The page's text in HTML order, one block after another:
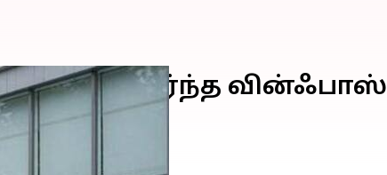
சேர்ந்த